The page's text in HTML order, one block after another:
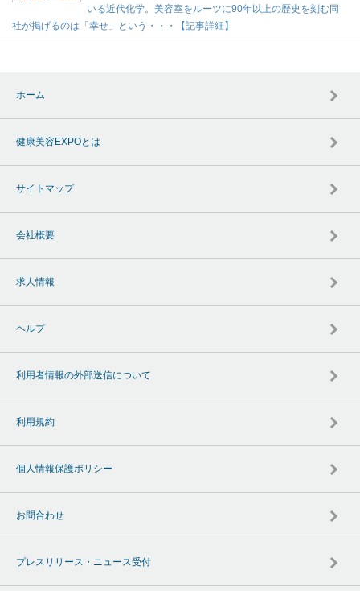
いる近代化学。美容室をルーツに90年以上の歴史を刻む同
社が掲げるのは「幸せ」という・・・【記事詳細】
ホーム
健康美容EXPOとは
サイトマップ
会社概要
求人情報
ヘルプ
利用者情報の外部送信について
利用規約
個人情報保護ポリシー
お問合わせ
プレスリリース・ニュース受付